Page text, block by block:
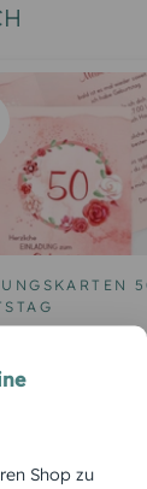
Aquarell
Shop zu